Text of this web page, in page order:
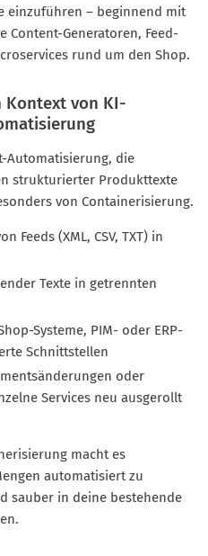
einzuführen – beginnend mit
Content-Generatoren, Feed-
rund um den Shop.
Kontext von KI-
Automatisierung, die
strukturierter Produkttexte
von Containerisierung.
Feeds (XML, CSV, TXT) in
Texte in getrennten
Systeme, PIM- oder ERP-
Schnittstellen
oder
Services neu ausgerollt
macht es
automatisiert zu
sauber in deine bestehende